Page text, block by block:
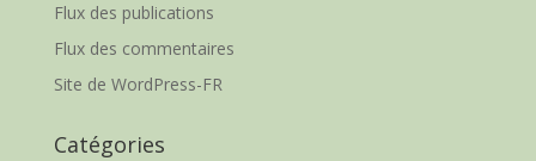
Flux des publications
Flux des commentaires
Site de WordPress-FR
Catégories